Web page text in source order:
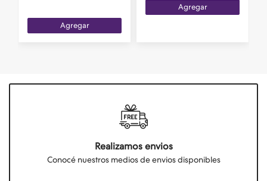
Agregar
Agregar
Realizamos envios
Conocé nuestros medios de envios disponibles